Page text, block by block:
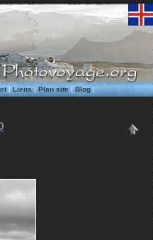
|Liens|Plan site|Blog|